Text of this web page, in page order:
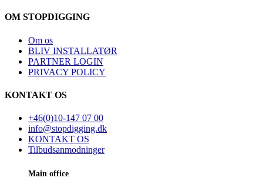
OM STOPDIGGING
Om os
BLIV INSTALLATØR
PARTNER LOGIN
PRIVACY POLICY
KONTAKT OS
+46(0)10-147 07 00
info@stopdigging.dk
KONTAKT OS
Tilbudsanmodninger
Main office